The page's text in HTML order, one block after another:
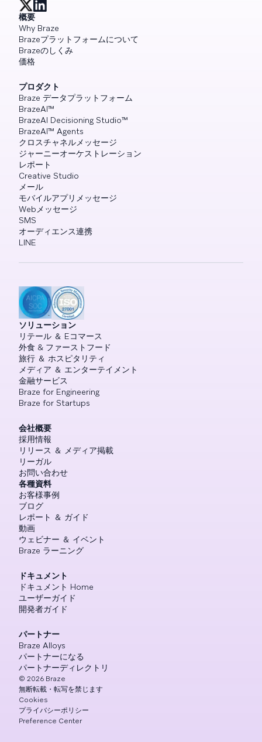
概要
Why Braze
Brazeプラットフォームについて
Brazeのしくみ
価格
プロダクト
Braze データプラットフォーム
BrazeAI™
BrazeAI Decisioning Studio™
BrazeAI™ Agents
クロスチャネルメッセージ
ジャーニーオーケストレーション
レポート
Creative Studio
メール
モバイルアプリメッセージ
Webメッセージ
SMS
オーディエンス連携
LINE
ソリューション
リテール ＆ Eコマース
外食 & ファーストフード
旅行 ＆ ホスピタリティ
メディア ＆ エンターテイメント
金融サービス
Braze for Engineering
Braze for Startups
会社概要
採用情報
リリース ＆ メディア掲載
リーガル
お問い合わせ
各種資料
お客様事例
ブログ
レポート ＆ ガイド
動画
ウェビナー ＆ イベント
Braze ラーニング
ドキュメント
ドキュメント Home
ユーザーガイド
開発者ガイド
パートナー
Braze Alloys
パートナーになる
パートナーディレクトリ
© 2026 Braze
無断転載・転写を禁じます
Cookies
プライバシーポリシー
Preference Center